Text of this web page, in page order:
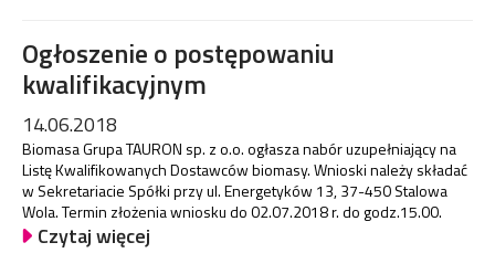
Ogłoszenie o postępowaniu
kwalifikacyjnym
14.06.2018
Biomasa Grupa TAURON sp. z o.o. ogłasza nabór uzupełniający na
Listę Kwalifikowanych Dostawców biomasy. Wnioski należy składać
w Sekretariacie Spółki przy ul. Energetyków 13, 37-450 Stalowa
Wola. Termin złożenia wniosku do 02.07.2018 r. do godz.15.00.
Czytaj więcej